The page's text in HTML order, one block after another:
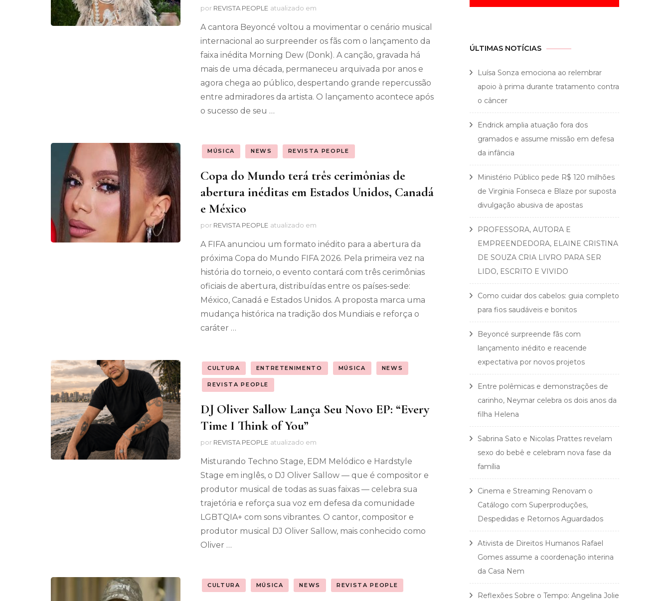
por REVISTA PEOPLE atualizado em
A cantora Beyoncé voltou a movimentar o cenário musical
internacional ao surpreender os fãs com o lançamento da
faixa inédita Morning Dew (Donk). A canção, gravada há
mais de uma década, permaneceu arquivada por anos e
agora chega ao público, despertando grande repercussão
entre admiradores da artista. O lançamento acontece após
o sucesso de seu …
MÚSICA NEWS REVISTA PEOPLE
Copa do Mundo terá três cerimônias de
abertura inéditas em Estados Unidos, Canadá
e México
por REVISTA PEOPLE atualizado em
A FIFA anunciou um formato inédito para a abertura da
próxima Copa do Mundo FIFA 2026. Pela primeira vez na
história do torneio, o evento contará com três cerimônias
oficiais de abertura, distribuídas entre os países-sede:
México, Canadá e Estados Unidos. A proposta marca uma
mudança histórica na tradição dos Mundiais e reforça o
caráter …
CULTURA ENTRETENIMENTO MÚSICA NEWS
REVISTA PEOPLE
DJ Oliver Sallow Lança Seu Novo EP: “Every
Time I Think of You”
por REVISTA PEOPLE atualizado em
Misturando Techno Stage, EDM Melódico e Hardstyle
Stage em inglês, o DJ Oliver Sallow — que é compositor e
produtor musical de todas as suas faixas — celebra sua
trajetória e reforça sua voz em defesa da comunidade
LGBTQIA+ com sons vibrantes. O cantor, compositor e
produtor musical DJ Oliver Sallow, mais conhecido como
Oliver …
CULTURA MÚSICA NEWS REVISTA PEOPLE
ÚLTIMAS NOTÍCIAS
Luísa Sonza emociona ao relembrar
apoio à prima durante tratamento contra
o câncer
Endrick amplia atuação fora dos
gramados e assume missão em defesa
da infância
Ministério Público pede R$ 120 milhões
de Virgínia Fonseca e Blaze por suposta
divulgação abusiva de apostas
PROFESSORA, AUTORA E
EMPREENDEDORA, ELAINE CRISTINA
DE SOUZA CRIA LIVRO PARA SER
LIDO, ESCRITO E VIVIDO
Como cuidar dos cabelos: guia completo
para fios saudáveis e bonitos
Beyoncé surpreende fãs com
lançamento inédito e reacende
expectativa por novos projetos
Entre polêmicas e demonstrações de
carinho, Neymar celebra os dois anos da
filha Helena
Sabrina Sato e Nicolas Prattes revelam
sexo do bebê e celebram nova fase da
família
Cinema e Streaming Renovam o
Catálogo com Superproduções,
Despedidas e Retornos Aguardados
Ativista de Direitos Humanos Rafael
Gomes assume a coordenação interina
da Casa Nem
Reflexões Sobre o Tempo: Angelina Jolie